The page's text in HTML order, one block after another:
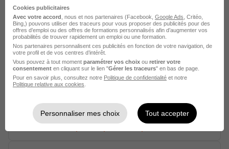
Assistante ADV H/F
Flines-lez-Raches - 59 CDI
Cette offre n’est plus disponible depuis le 29/12/25
Pilote Logistique H/F
Flines-lez-Raches - 59
Cookies publicitaires
Avec votre accord , nous et nos partenaires (Facebook, Google Ads , Critéo,
Bing,) pouvons utiliser des traceurs pour vous proposer des publicités pour des
offres d’emploi ou des offres de formations personnalisés afin d’augmenter vos
probabilités de trouver rapidement un emploi ou une formation.
Nos partenaires personnalisent ces publicités en fonction de votre navigation, de
votre profil et de vos centres d’intérêt.
Vous pouvez à tout moment paramétrer vos choix ou retirer votre
consentement en cliquant sur le lien "Gérer les traceurs" en bas de page.
Pour en savoir plus, consultez notre Politique de confidentialité et notre
Politique relative aux cookies
Personnaliser mes choix Tout accepter